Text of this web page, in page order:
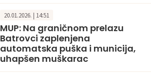
20.01.2026. | 14:51
MUP: Na graničnom prelazu
Batrovci zaplenjena
automatska puška i municija,
uhapšen muškarac